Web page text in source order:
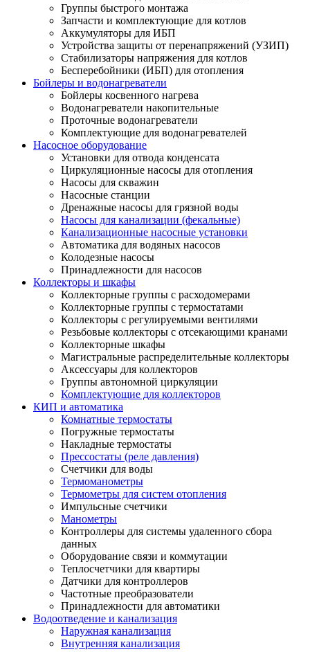
Группы быстрого монтажа
Запчасти и комплектующие для котлов
Аккумуляторы для ИБП
Устройства защиты от перенапряжений (УЗИП)
Стабилизаторы напряжения для котлов
Бесперебойники (ИБП) для отопления
Бойлеры и водонагреватели
Бойлеры косвенного нагрева
Водонагреватели накопительные
Проточные водонагреватели
Комплектующие для водонагревателей
Насосное оборудование
Установки для отвода конденсата
Циркуляционные насосы для отопления
Насосы для скважин
Насосные станции
Дренажные насосы для грязной воды
Насосы для канализации (фекальные)
Канализационные насосные установки
Автоматика для водяных насосов
Колодезные насосы
Принадлежности для насосов
Коллекторы и шкафы
Коллекторные группы с расходомерами
Коллекторные группы с термостатами
Коллекторы с регулируемыми вентилями
Резьбовые коллекторы с отсекающими кранами
Коллекторные шкафы
Магистральные распределительные коллекторы
Аксессуары для коллекторов
Группы автономной циркуляции
Комплектующие для коллекторов
КИП и автоматика
Комнатные термостаты
Погружные термостаты
Накладные термостаты
Прессостаты (реле давления)
Счетчики для воды
Термоманометры
Термометры для систем отопления
Импульсные счетчики
Манометры
Контроллеры для системы удаленного сбора
данных
Оборудование связи и коммутации
Теплосчетчики для квартиры
Датчики для контроллеров
Частотные преобразователи
Принадлежности для автоматики
Водоотведение и канализация
Наружная канализация
Внутренняя канализация